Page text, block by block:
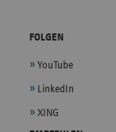
FOLGEN
YouTube
LinkedIn
XING